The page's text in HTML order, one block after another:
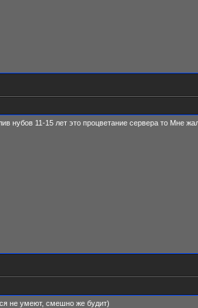
нубов 11-15 лет это процветание сервера то Мне
не умеют, смешно же будит)